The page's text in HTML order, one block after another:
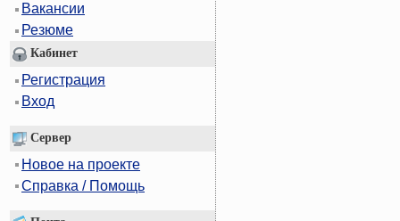
Вакансии
Резюме
Кабинет
Регистрация
Вход
Сервер
Новое на проекте
Справка / Помощь